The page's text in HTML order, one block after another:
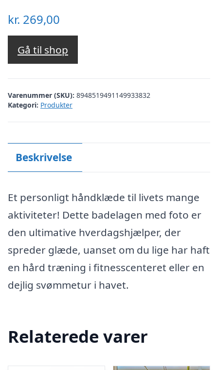
kr. 269,00
Gå til shop
Varenummer (SKU): 8948519491149933832
Kategori: Produkter
Beskrivelse
Et personligt håndklæde til livets mange
aktiviteter! Dette badelagen med foto er
den ultimative hverdagshjælper, der
spreder glæde, uanset om du lige har haft
en hård træning i fitnesscenteret eller en
dejlig svømmetur i havet.
Relaterede varer